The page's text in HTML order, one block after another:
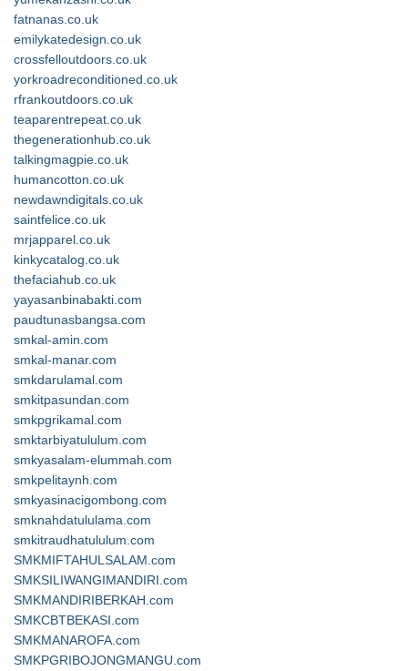
fatnanas.co.uk
emilykatedesign.co.uk
crossfelloutdoors.co.uk
yorkroadreconditioned.co.uk
rfrankoutdoors.co.uk
teaparentrepeat.co.uk
thegenerationhub.co.uk
talkingmagpie.co.uk
humancotton.co.uk
newdawndigitals.co.uk
saintfelice.co.uk
mrjapparel.co.uk
kinkycatalog.co.uk
thefaciahub.co.uk
yayasanbinabakti.com
paudtunasbangsa.com
smkal-amin.com
smkal-manar.com
smkdarulamal.com
smkitpasundan.com
smkpgrikamal.com
smktarbiyatululum.com
smkyasalam-elummah.com
smkpelitaynh.com
smkyasinacigombong.com
smknahdatululama.com
smkitraudhatululum.com
SMKMIFTAHULSALAM.com
SMKSILIWANGIMANDIRI.com
SMKMANDIRIBERKAH.com
SMKCBTBEKASI.com
SMKMANAROFA.com
SMKPGRIBOJONGMANGU.com